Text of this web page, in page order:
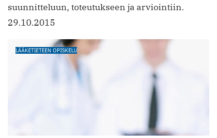
suunnitteluun, toteutukseen ja arviointiin.
29.10.2015
LÄÄKETIETEEN OPISKELU